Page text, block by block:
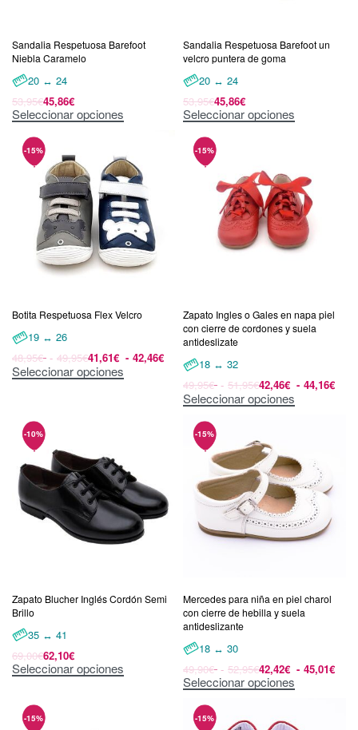
Sandalia Respetuosa Barefoot
Niebla Caramelo
20 ↔ 24
53,95€45,86€
Seleccionar opciones
Sandalia Respetuosa Barefoot un
velcro puntera de goma
20 ↔ 24
53,95€45,86€
Seleccionar opciones
Botita Respetuosa Flex Velcro
19 ↔ 26
48,95€ 49,95€41,61€ 42,46€
Seleccionar opciones
Zapato Ingles o Gales en napa piel
con cierre de cordones y suela
antideslizate
18 ↔ 32
49,95€ 51,95€42,46€ 44,16€
Seleccionar opciones
Zapato Blucher Inglés Cordón Semi
Brillo
35 ↔ 41
69,00€62,10€
Seleccionar opciones
Mercedes para niña en piel charol
con cierre de hebilla y suela
antideslizante
18 ↔ 30
49,90€ 52,95€42,42€ 45,01€
Seleccionar opciones